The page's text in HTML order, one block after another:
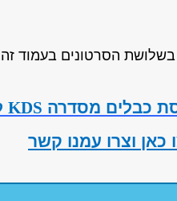
הסרטונים בעמוד
כבלים מסדרה KDS
כאן וצרו עמנו קשר